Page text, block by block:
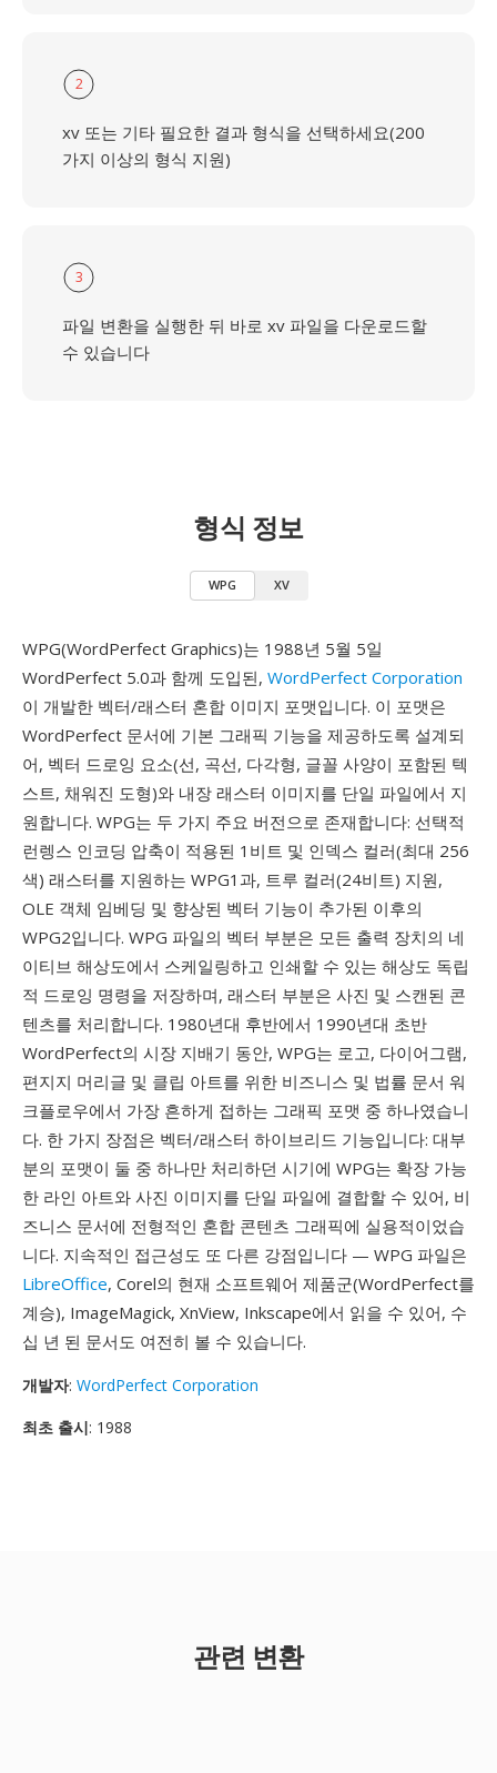
2
xv 또는 기타 필요한 결과 형식을 선택하세요(200
가지 이상의 형식 지원)
3
파일 변환을 실행한 뒤 바로 xv 파일을 다운로드할
수 있습니다
형식 정보
WPG XV
WPG(WordPerfect Graphics)는 1988년 5월 5일
WordPerfect 5.0과 함께 도입된, WordPerfect Corporation
이 개발한 벡터/래스터 혼합 이미지 포맷입니다. 이 포맷은
WordPerfect 문서에 기본 그래픽 기능을 제공하도록 설계되
어, 벡터 드로잉 요소(선, 곡선, 다각형, 글꼴 사양이 포함된 텍
스트, 채워진 도형)와 내장 래스터 이미지를 단일 파일에서 지
원합니다. WPG는 두 가지 주요 버전으로 존재합니다: 선택적
런렝스 인코딩 압축이 적용된 1비트 및 인덱스 컬러(최대 256
색) 래스터를 지원하는 WPG1과, 트루 컬러(24비트) 지원,
OLE 객체 임베딩 및 향상된 벡터 기능이 추가된 이후의
WPG2입니다. WPG 파일의 벡터 부분은 모든 출력 장치의 네
이티브 해상도에서 스케일링하고 인쇄할 수 있는 해상도 독립
적 드로잉 명령을 저장하며, 래스터 부분은 사진 및 스캔된 콘
텐츠를 처리합니다. 1980년대 후반에서 1990년대 초반
WordPerfect의 시장 지배기 동안, WPG는 로고, 다이어그램,
편지지 머리글 및 클립 아트를 위한 비즈니스 및 법률 문서 워
크플로우에서 가장 흔하게 접하는 그래픽 포맷 중 하나였습니
다. 한 가지 장점은 벡터/래스터 하이브리드 기능입니다: 대부
분의 포맷이 둘 중 하나만 처리하던 시기에 WPG는 확장 가능
한 라인 아트와 사진 이미지를 단일 파일에 결합할 수 있어, 비
즈니스 문서에 전형적인 혼합 콘텐츠 그래픽에 실용적이었습
니다. 지속적인 접근성도 또 다른 강점입니다 — WPG 파일은
LibreOffice, Corel의 현재 소프트웨어 제품군(WordPerfect를
계승), ImageMagick, XnView, Inkscape에서 읽을 수 있어, 수
십 년 된 문서도 여전히 볼 수 있습니다.
개발자: WordPerfect Corporation
최초 출시: 1988
관련 변환